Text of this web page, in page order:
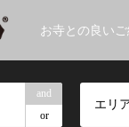
お寺との良い
and
or
エリ